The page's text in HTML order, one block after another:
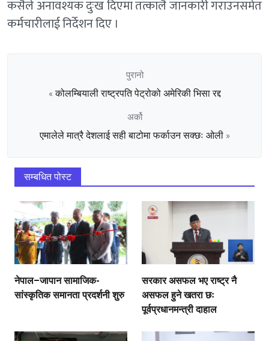
कसैले अनावश्यक दुःख दिएमा तत्कालै जानकारी गराउनसमेत
कर्मचारीलाई निर्देशन दिए ।
पुरानो
«कोलम्बियाली राष्ट्रपति पेट्रोको अमेरिकी भिसा रद्द
अर्को
एमालेले मात्रै देशलाई सही बाटोमा फर्काउन सक्छः ओली»
सम्बधित पोस्ट
नेपाल–जापान सामाजिक-
सांस्कृतिक समानता प्रदर्शनी शुरु
सरकार असफल भए राष्ट्र नै
असफल हुने खतरा छः
पूर्वप्रधानमन्त्री दाहाल